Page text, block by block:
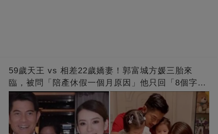
59歲天王 vs 相差22歲嬌妻！郭富城方媛三胎來
臨，被問「陪產休假一個月原因」他只回「8個字」
被贊爆